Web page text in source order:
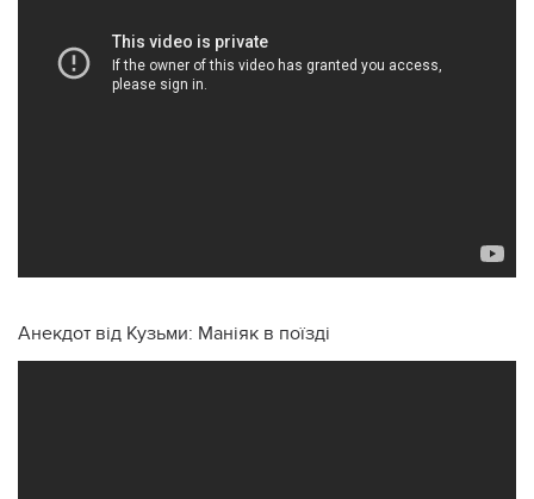
Анекдот від Кузьми: Маніяк в поїзді